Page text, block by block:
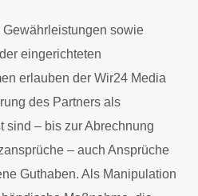
sowie
eingerichteten
erlauben der Wir24 Media
des Partners als
sind – bis zur Abrechnung
– auch Ansprüche
Guthaben. Als Manipulation